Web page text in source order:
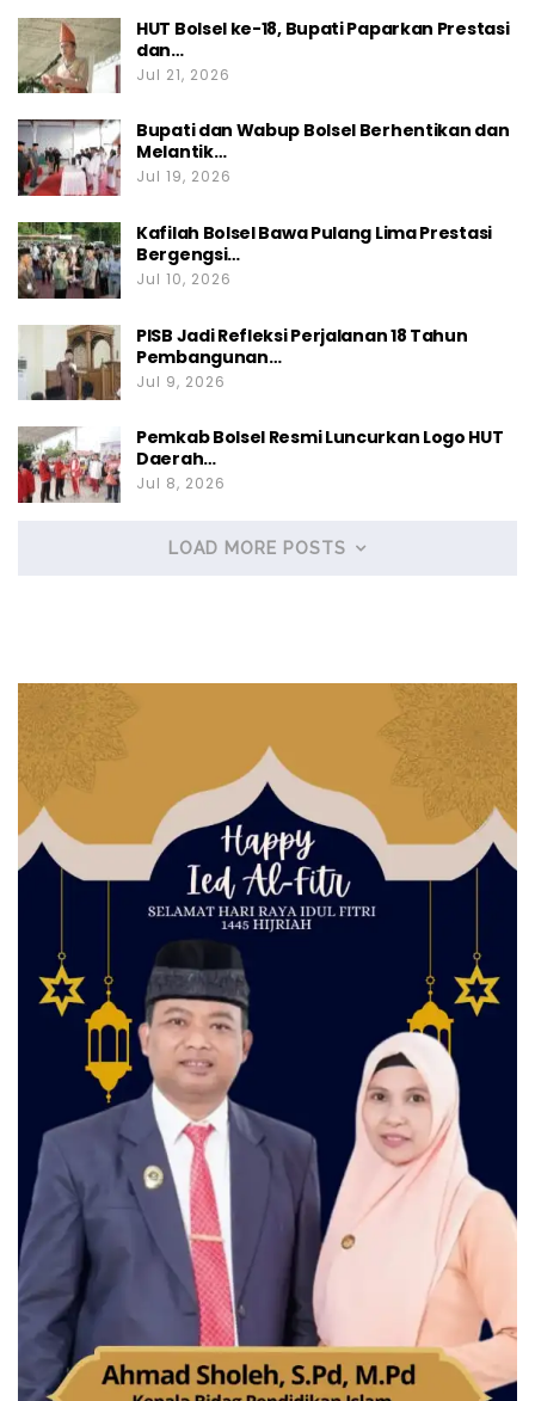
HUT Bolsel ke-18, Bupati Paparkan Prestasi
dan…
Jul 21, 2026
Bupati dan Wabup Bolsel Berhentikan dan
Melantik…
Jul 19, 2026
Kafilah Bolsel Bawa Pulang Lima Prestasi
Bergengsi…
Jul 10, 2026
PISB Jadi Refleksi Perjalanan 18 Tahun
Pembangunan…
Jul 9, 2026
Pemkab Bolsel Resmi Luncurkan Logo HUT
Daerah…
Jul 8, 2026
LOAD MORE POSTS